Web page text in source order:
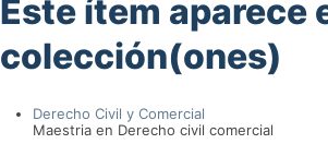
Este ítem
colección(ones)
Derecho Civil y Comercial
Maestria en Derecho civil comercial